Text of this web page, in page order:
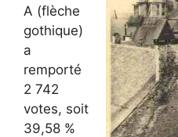
A (flèche
gothique)
a
remporté
2 742
votes, soit
39,58 %